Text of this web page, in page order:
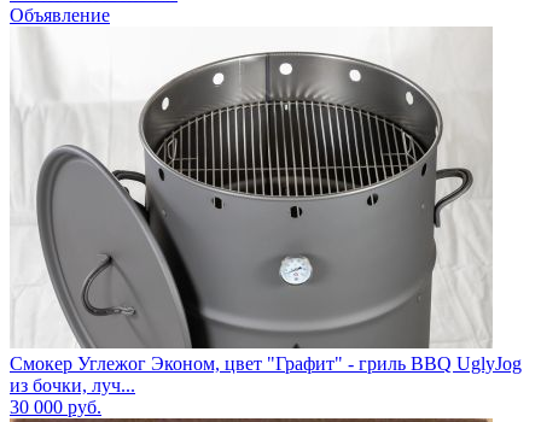
Объявление
Смокер Углежог Эконом, цвет "Графит" - гриль BBQ UglyJog
из бочки, луч...
30 000 руб.